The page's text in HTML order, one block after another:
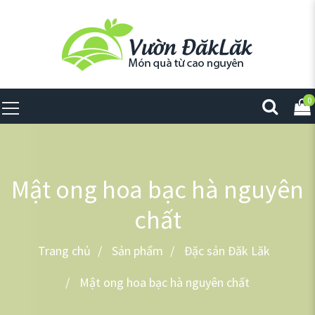
0
Mật ong hoa bạc hà nguyên
chất
Trang chủ Sản phẩm
Đặc sản Đăk Lăk
Mật ong hoa bạc hà nguyên chất